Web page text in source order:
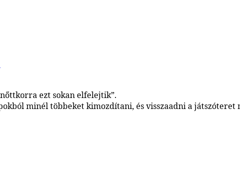
ezt sokan elfelejtik”.
minél többeket kimozdítani, és visszaadni a